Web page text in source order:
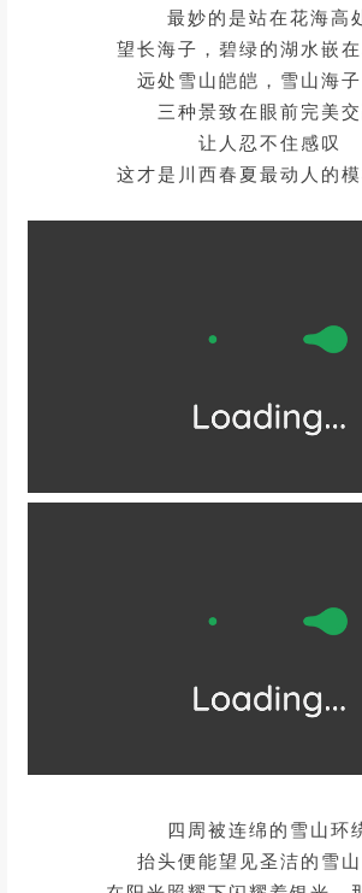
最妙的是站在花海高
望长海子，碧绿的湖水嵌在
远处雪山皑皑， 雪山海子
三种景致在眼前完美交
这才是川西春夏最动人的
四周被连绵的雪山环